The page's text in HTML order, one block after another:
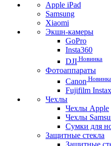
Apple iPad
Samsung
Xiaomi
Экшн-камеры
GoPro
Insta360
DJI Новинка
Фотоаппараты
Canon Новинка
Fujifilm Instax
Чехлы
Чехлы Apple
Чехлы
Сумки для
Защитные стекла
Защитные